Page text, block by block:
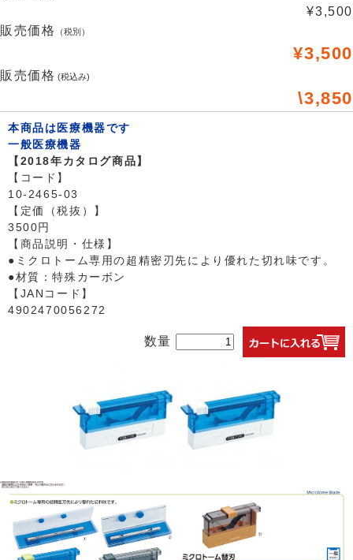
¥3,500
販売価格
（税別）
¥3,500
販売価格 (税込み)
\3,850
本商品は医療機器です
一般医療機器
【2018年カタログ商品】
【コード】
10-2465-03
【定価（税抜）】
3500円
【商品説明・仕様】
●ミクロトーム専用の超精密刃先により優れた切れ味です。
●材質：特殊カーボン
【JANコード】
4902470056272
数量